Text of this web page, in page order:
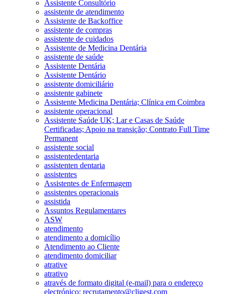
Assistente Consultório
assistente de atendimento
Assistente de Backoffice
assistente de compras
assistente de cuidados
Assistente de Medicina Dentária
assistente de saúde
Assistente Dentária
Assistente Dentário
assistente domiciliário
assistente gabinete
Assistente Medicina Dentária; Clínica em Coimbra
assistente operacional
Assistente Saúde UK; Lar e Casas de Saúde
Certificadas; Apoio na transição; Contrato Full Time
Permanent
assistente social
assistentedentaria
assistenten dentaria
assistentes
Assistentes de Enfermagem
assistentes operacionais
assistida
Assuntos Regulamentares
ASW
atendimento
atendimento a domicílio
Atendimento ao Cliente
atendimento domiciliar
atrative
atrativo
através de formato digital (e-mail) para o endereço
electrónico: recrutamento@cligest.com